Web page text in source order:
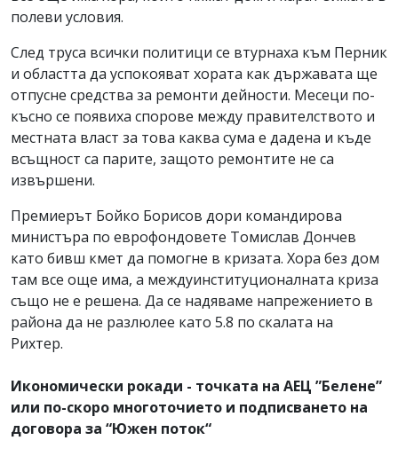
полеви условия.
След труса всички политици се втурнаха към Перник
и областта да успокояват хората как държавата ще
отпусне средства за ремонти дейности. Месеци по-
късно се появиха спорове между правителството и
местната власт за това каква сума е дадена и къде
всъщност са парите, защото ремонтите не са
извършени.
Премиерът Бойко Борисов дори командирова
министъра по еврофондовете Томислав Дончев
като бивш кмет да помогне в кризата. Хора без дом
там все още има, а междуинституционалната криза
също не е решена. Да се надяваме напрежението в
района да не разлюлее като 5.8 по скалата на
Рихтер.
Икономически рокади - точката на АЕЦ ”Белене”
или по-скоро многоточието и подписването на
договора за “Южен поток“